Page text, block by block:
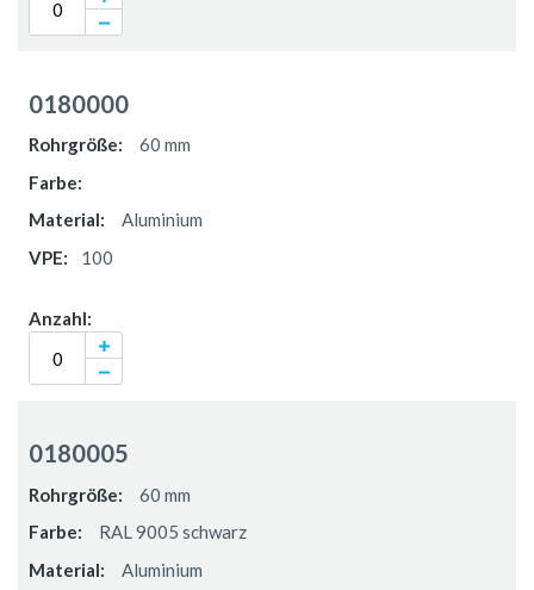
0180000
60 mm
Aluminium
100
0180005
60 mm
RAL 9005 schwarz
Aluminium